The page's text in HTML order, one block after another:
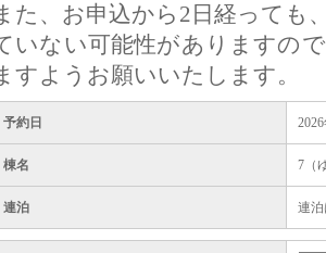
た、お申込から2日経っても
いない可能性がありますの
すようお願いいたします。
予約日
棟名 7（
連泊 連